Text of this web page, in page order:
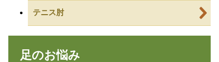
テニス肘
足のお悩み